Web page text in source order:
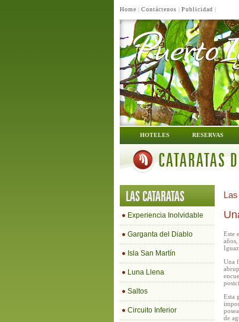
Home | Contáctenos | Publicidad |
HOTELES RESERVAS
CATARATAS
LAS CATARATAS
Experiencia Inolvidable
Garganta del Diablo
Isla San Martín
Luna Llena
Saltos
Circuito Inferior
Este
Una
Esta
de